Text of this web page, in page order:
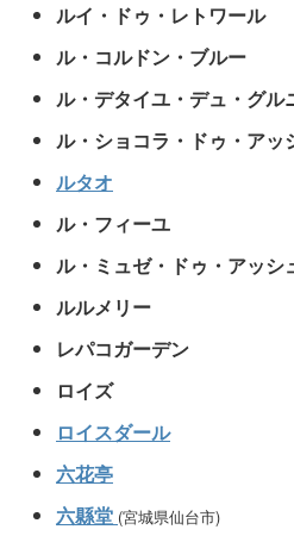
ルイ・ドゥ・レトワール
ル・コルドン・ブルー
ル・デタイユ・デュ・グル
ル・ショコラ・ドゥ・アッ
ルタオ
ル・フィーユ
ル・ミュゼ・ドゥ・アッシ
ルルメリー
レパコガーデン
ロイズ
ロイスダール
六花亭
六縣堂 (宮城県仙台市)